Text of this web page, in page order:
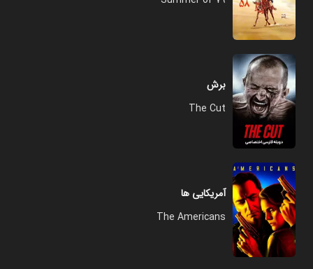
برش
The Cut
آمریکایی ها
The Americans